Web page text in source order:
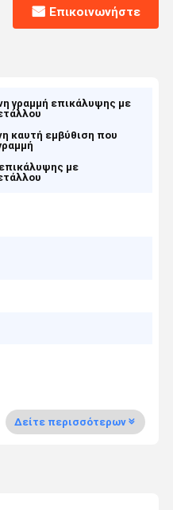
Επικοινωνήστε
γραμμή επικάλυψης με
καυτή εμβύθιση που
με
Δείτε περισσότερων